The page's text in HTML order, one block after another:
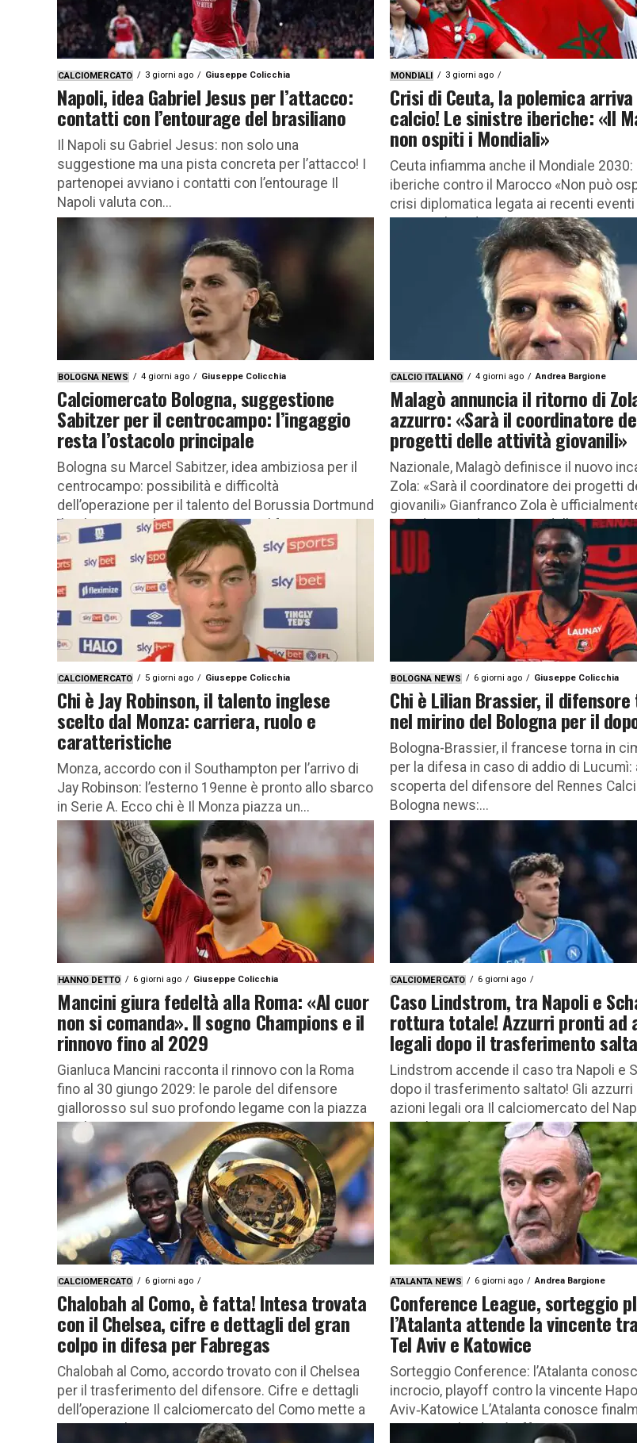
CALCIOMERCATO 3 giorni ago Giuseppe Colicchia
Napoli, idea Gabriel Jesus per l’attacco:
contatti con l’entourage del brasiliano
Il Napoli su Gabriel Jesus: non solo una
suggestione ma una pista concreta per l’attacco! I
partenopei avviano i contatti con l’entourage Il
Napoli valuta con...
MONDIALI 3 giorni ago
Crisi di Ceuta, la polemica
calcio! Le sinistre iberiche: «Il
non ospiti i Mondiali»
Ceuta infiamma anche il Mondiale
iberiche contro il Marocco «Non può
crisi diplomatica legata ai recenti eventi
sta travolgendo...
BOLOGNA NEWS 4 giorni ago Giuseppe Colicchia
Calciomercato Bologna, suggestione
Sabitzer per il centrocampo: l’ingaggio
resta l’ostacolo principale
Bologna su Marcel Sabitzer, idea ambiziosa per il
centrocampo: possibilità e difficoltà
dell’operazione per il talento del Borussia Dortmund
Il Bologna guarda con attenzione al futuro...
CALCIO ITALIANO 4 giorni ago Andrea Bargione
Malagò annuncia il ritorno di
azzurro: «Sarà il coordinatore
progetti delle attività giovanili»
Nazionale, Malagò definisce il nuovo
Zola: «Sarà il coordinatore dei progetti
giovanili» Gianfranco Zola è
coordinatore dei progetti delle...
CALCIOMERCATO 5 giorni ago Giuseppe Colicchia
Chi è Jay Robinson, il talento inglese
scelto dal Monza: carriera, ruolo e
caratteristiche
Monza, accordo con il Southampton per l’arrivo di
Jay Robinson: l’esterno 19enne è pronto allo sbarco
in Serie A. Ecco chi è Il Monza piazza un...
BOLOGNA NEWS 6 giorni ago Giuseppe Colicchia
Chi è Lilian Brassier, il
nel mirino del Bologna per il
Bologna-Brassier, il francese torna in
per la difesa in caso di addio di Lucumì:
scoperta del difensore del Rennes
Bologna news:...
HANNO DETTO 6 giorni ago Giuseppe Colicchia
Mancini giura fedeltà alla Roma: «Al cuor
non si comanda». Il sogno Champions e il
rinnovo fino al 2029
Gianluca Mancini racconta il rinnovo con la Roma
fino al 30 giungo 2029: le parole del difensore
giallorosso sul suo profondo legame con la piazza
Gianluca...
CALCIOMERCATO 6 giorni ago
Caso Lindstrom, tra Napoli e
rottura totale! Azzurri pronti ad
legali dopo il trasferimento
Lindstrom accende il caso tra Napoli e
dopo il trasferimento saltato! Gli azzurri
azioni legali ora Il calciomercato del
arricchisce di...
CALCIOMERCATO 6 giorni ago
Chalobah al Como, è fatta! Intesa trovata
con il Chelsea, cifre e dettagli del gran
colpo in difesa per Fabregas
Chalobah al Como, accordo trovato con il Chelsea
per il trasferimento del difensore. Cifre e dettagli
dell’operazione Il calciomercato del Como mette a
segno un altro...
ATALANTA NEWS 6 giorni ago Andrea Bargione
Conference League, sorteggio
l’Atalanta attende la vincente
Tel Aviv e Katowice
Sorteggio Conference: l’Atalanta
incrocio, playoff contro la vincente
Aviv‑Katowice L’Atalanta conosce
percorso che dovrà affrontare per